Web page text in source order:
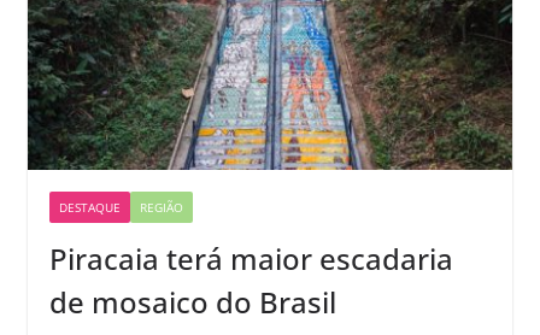
DESTAQUE REGIÃO
Piracaia terá maior escadaria
de mosaico do Brasil